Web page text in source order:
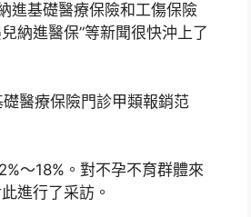
進基礎醫療保險和工傷保險
納進醫保”等新聞很快沖上了
醫療保險門診甲類報銷范
～18%。對不孕不育群體來
進行了采訪。